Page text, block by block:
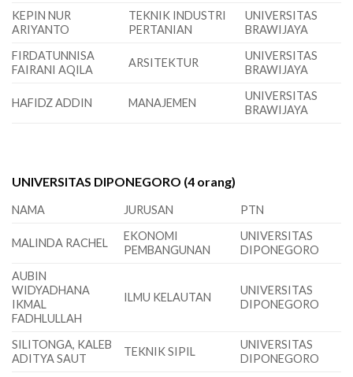
KEPIN NUR
ARIYANTO
TEKNIK INDUSTRI
PERTANIAN
UNIVERSITAS
BRAWIJAYA
FIRDATUNNISA
FAIRANI AQILA
ARSITEKTUR
UNIVERSITAS
BRAWIJAYA
HAFIDZ ADDIN MANAJEMEN
UNIVERSITAS
BRAWIJAYA
UNIVERSITAS DIPONEGORO (4 orang)
NAMA JURUSAN PTN
MALINDA RACHEL
EKONOMI
PEMBANGUNAN
UNIVERSITAS
DIPONEGORO
AUBIN
WIDYADHANA
IKMAL
FADHLULLAH
ILMU KELAUTAN
UNIVERSITAS
DIPONEGORO
SILITONGA, KALEB
ADITYA SAUT
TEKNIK SIPIL
UNIVERSITAS
DIPONEGORO